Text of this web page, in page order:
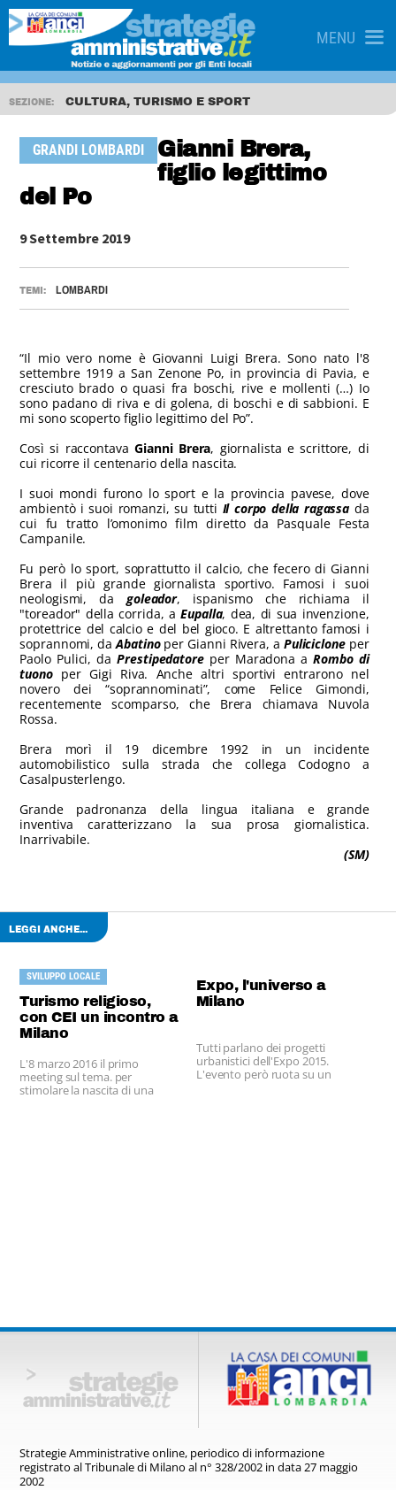
MENU
SEZIONE: CULTURA, TURISMO E SPORT
GRANDI LOMBARDI
Gianni Brera,
figlio legittimo
del Po
9 Settembre 2019
TEMI: LOMBARDI
“Il mio vero nome è Giovanni Luigi Brera. Sono nato l'8
settembre 1919 a San Zenone Po, in provincia di Pavia, e
cresciuto brado o quasi fra boschi, rive e mollenti (…) Io
sono padano di riva e di golena, di boschi e di sabbioni. E
mi sono scoperto figlio legittimo del Po”.
Così si raccontavaGianni Brera, giornalista e scrittore, di
cui ricorre il centenario della nascita.
I suoi mondi furono lo sport e la provincia pavese, dove
ambientò i suoi romanzi, su tutti Il corpo della ragassa da
cui fu tratto l’omonimo film diretto da Pasquale Festa
Campanile.
Fu però lo sport, soprattutto il calcio, che fecero di Gianni
Brera il più grande giornalista sportivo. Famosi i suoi
neologismi, dagoleador, ispanismo che richiama il
"toreador" della corrida, aEupalla, dea, di sua invenzione,
protettrice del calcio e del bel gioco. E altrettanto famosi i
soprannomi, daAbatinoper Gianni Rivera, a Pulicicloneper
Paolo Pulici, daPrestipedatoreper Maradona aRombo di
tuonoper Gigi Riva. Anche altri sportivi entrarono nel
novero dei “soprannominati”, come Felice Gimondi,
recentemente scomparso, che Brera chiamava Nuvola
Rossa.
Brera morì il 19 dicembre 1992 in un incidente
automobilistico sulla strada che collega Codogno a
Casalpusterlengo.
Grande padronanza della lingua italiana e grande
inventiva caratterizzano la sua prosa giornalistica.
Inarrivabile.
(SM)
LEGGI ANCHE...
SVILUPPO LOCALE
Turismo religioso,
con CEI un incontro a
Milano
L'8 marzo 2016 il primo
meeting sul tema. per
stimolare la nascita di una
Expo, l'universo a
Milano
Tutti parlano dei progetti
urbanistici dell'Expo 2015.
L'evento però ruota su un
Strategie Amministrative online, periodico di informazione
registratoal Tribunale di Milano al n° 328/2002 in data 27 maggio
2002